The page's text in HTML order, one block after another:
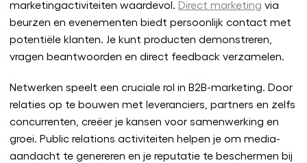
marketingactiviteiten waardevol. Direct marketing via
beurzen en evenementen biedt persoonlijk contact met
potentiële klanten. Je kunt producten demonstreren,
vragen beantwoorden en direct feedback verzamelen.
Netwerken speelt een cruciale rol in B2B-marketing. Door
relaties op te bouwen met leveranciers, partners en zelfs
concurrenten, creëer je kansen voor samenwerking en
groei. Public relations activiteiten helpen je om media-
aandacht te genereren en je reputatie te beschermen bij